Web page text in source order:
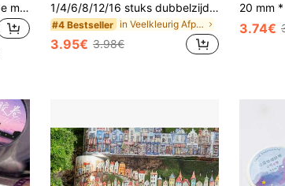
Set van 20 rollen washi tape met kosmisch thema, inclusief patronen van sterrenstelsels, sterren, de maan, goud en zilver. Geschikt om te stempelen, als afplaktape en voor decoratieve stickers. Ideaal voor de start van het schooljaar. 1/4/6/8/12/16 stuks dubbelzijdige tape, geschikt voor knutselen (toepasbare scenario's: scrapbooking tape, algemene tape, scrapboek rol benodigdheden, dagboekversiering, kantoor- en onderwijsmaterialen; geschikt voor volwassenen en studenten), afmeting: 0,3 inch * 26 voet
#4 Bestseller in Veelkleurig Afplakband
3.95€ 3.98€
3.74€